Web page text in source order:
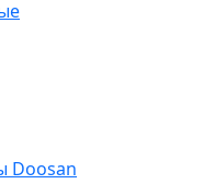
Doosan